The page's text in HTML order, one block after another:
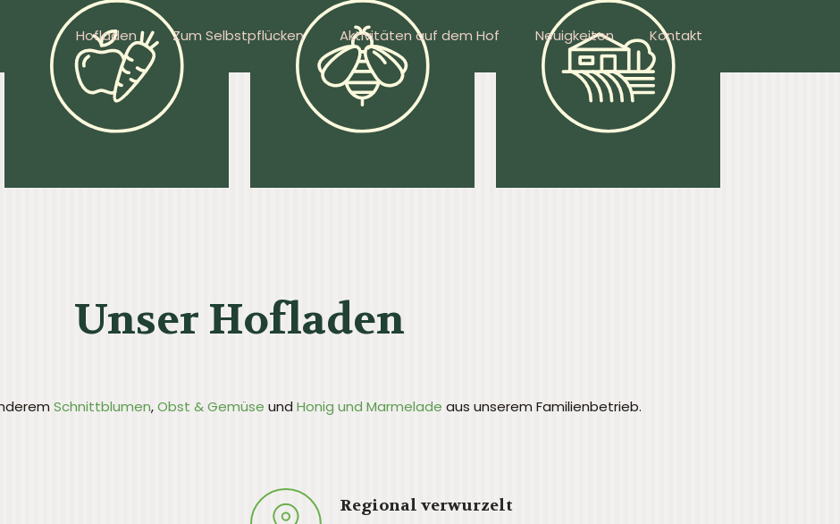
Hofladen Zum Selbstpflücken Aktivitäten auf dem Hof Neuigkeiten Kontakt
Unser Hofladen
Schnittblumen,Obst & Gemüse und Honig und Marmelade aus unserem Familienbetrieb.
Regional verwurzelt